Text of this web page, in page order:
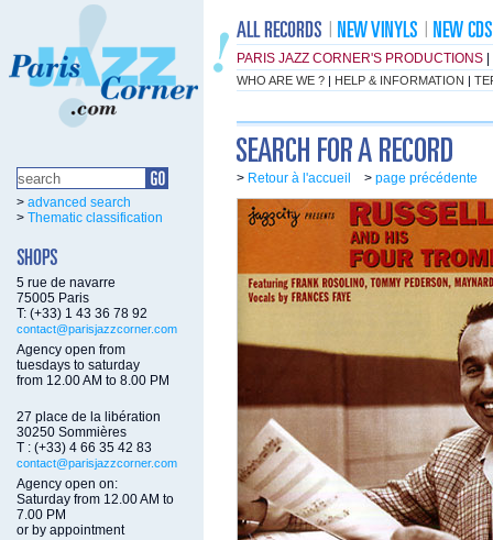
PARIS JAZZ CORNER'S PRODUCTIONS
WHO ARE WE ? | HELP & INFORMATION |
> advanced search
> Thematic classification
5 rue de navarre
75005 Paris
T: (+33) 1 43 36 78 92
contact@parisjazzcorner.com
Agency open from
tuesdays to saturday
from 12.00 AM to 8.00 PM
27 place de la libération
30250 Sommières
T : (+33) 4 66 35 42 83
contact@parisjazzcorner.com
Agency open on:
Saturday from 12.00 AM to
7.00 PM
or by appointment
> Retour à l'accueil > page précédente